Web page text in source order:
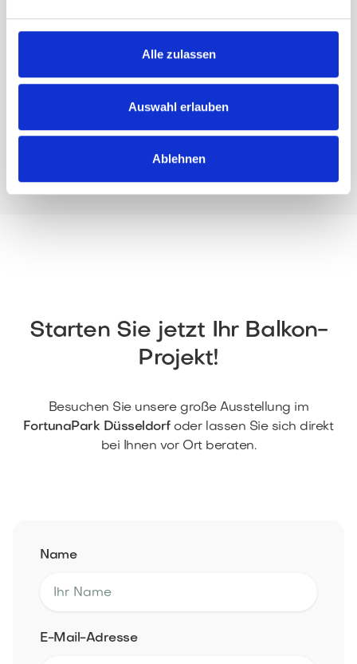
Alle zulassen
Auswahl erlauben
Ablehnen
perfekt maßgefertigt.
Ob klassisch dezent oder als farbiger Akzent in der
Kollektion. Unsere Stoffe sind wasserabweisend und
fäulnisverhütend – ideal für die ganzjährige Montage
im Freien.
Starten Sie jetzt Ihr Balkon-
Projekt!
Besuchen Sie unsere große Ausstellung im
FortunaPark Düsseldorfoder lassen Sie sich direkt
bei Ihnen vor Ort beraten.
Name
E-Mail-Adresse